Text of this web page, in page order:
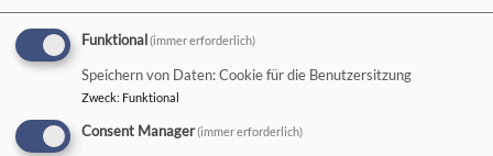
Bildrechte KG NES
Funktional (immer erforderlich)
Speichern von Daten: Cookie für die Benutzersitzung
Zweck: Funktional
Consent Manager(immer erforderlich)